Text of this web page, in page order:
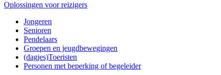
Oplossingen voor reizigers
Jongeren
Senioren
Pendelaars
Groepen en jeugdbewegingen
(dagjes)Toeristen
Personen met beperking of begeleider